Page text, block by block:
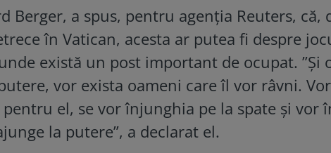
Berger, a spus, pentru agenția Reuters, că,
în Vatican, acesta ar putea fi despre
există un post important de ocupat. ”Şi
vor exista oameni care îl vor râvni.
el, se vor înjunghia pe la spate şi vor
la putere”, a declarat el.